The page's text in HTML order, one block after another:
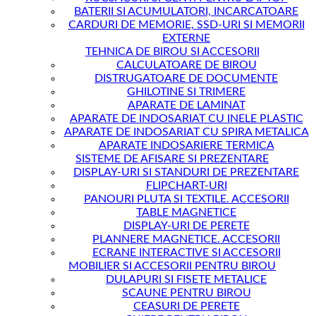
BATERII SI ACUMULATORI, INCARCATOARE
CARDURI DE MEMORIE, SSD-URI SI MEMORII
EXTERNE
TEHNICA DE BIROU SI ACCESORII
CALCULATOARE DE BIROU
DISTRUGATOARE DE DOCUMENTE
GHILOTINE SI TRIMERE
APARATE DE LAMINAT
APARATE DE INDOSARIAT CU INELE PLASTIC
APARATE DE INDOSARIAT CU SPIRA METALICA
APARATE INDOSARIERE TERMICA
SISTEME DE AFISARE SI PREZENTARE
DISPLAY-URI SI STANDURI DE PREZENTARE
FLIPCHART-URI
PANOURI PLUTA SI TEXTILE. ACCESORII
TABLE MAGNETICE
DISPLAY-URI DE PERETE
PLANNERE MAGNETICE. ACCESORII
ECRANE INTERACTIVE SI ACCESORII
MOBILIER SI ACCESORII PENTRU BIROU
DULAPURI SI FISETE METALICE
SCAUNE PENTRU BIROU
CEASURI DE PERETE